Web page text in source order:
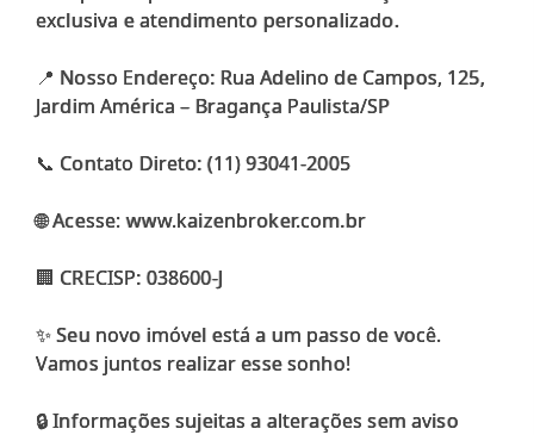
exclusiva e atendimento personalizado.
📍 Nosso Endereço: Rua Adelino de Campos, 125,
Jardim América – Bragança Paulista/SP
📞 Contato Direto: (11) 93041-2005
🌐 Acesse: www.kaizenbroker.com.br
🏢 CRECISP: 038600-J
✨ Seu novo imóvel está a um passo de você.
Vamos juntos realizar esse sonho!
🔒 Informações sujeitas a alterações sem aviso